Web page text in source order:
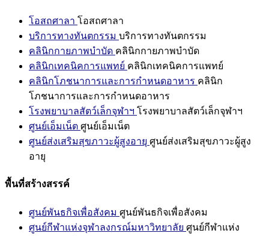
โอสถศาลา โอสถศาลา
บริการทางทันตกรรม บริการทางทันตกรรม
คลินิกกายภาพบำบัด คลินิกกายภาพบำบัด
คลินิกเทคนิคการแพทย์ คลินิกเทคนิคการแพทย์
คลินิกโภชนาการและการกำหนดอาหาร คลินิก
โภชนาการและการกำหนดอาหาร
โรงพยาบาลสัตว์เล็กจุฬาฯ โรงพยาบาลสัตว์เล็กจุฬาฯ
ศูนย์เอ็มเน็ต ศูนย์เอ็มเน็ต
ศูนย์ส่งเสริมสุขภาวะผู้สูงอายุ ศูนย์ส่งเสริมสุขภาวะผู้สูง
อายุ
พื้นที่สร้างสรรค์
ศูนย์พันธกิจเพื่อสังคม ศูนย์พันธกิจเพื่อสังคม
ศูนย์กีฬาแห่งจุฬาลงกรณ์มหาวิทยาลัย ศูนย์กีฬาแห่ง